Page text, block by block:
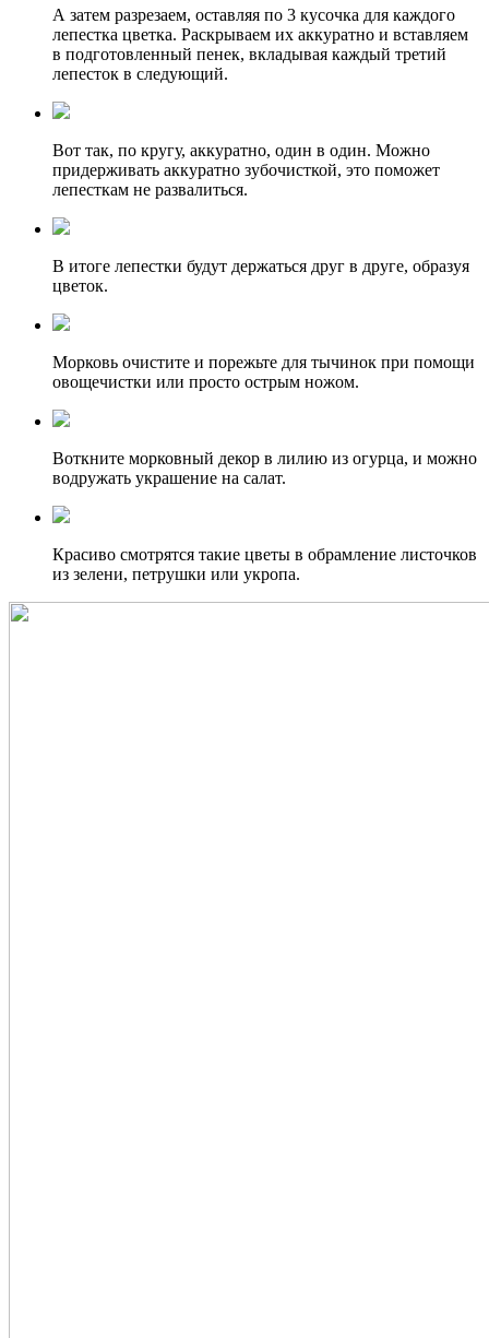
А затем разрезаем, оставляя по 3 кусочка для каждого
лепестка цветка. Раскрываем их аккуратно и вставляем
в подготовленный пенек, вкладывая каждый третий
лепесток в следующий.
Вот так, по кругу, аккуратно, один в один. Можно
придерживать аккуратно зубочисткой, это поможет
лепесткам не развалиться.
В итоге лепестки будут держаться друг в друге, образуя
цветок.
Морковь очистите и порежьте для тычинок при помощи
овощечистки или просто острым ножом.
Воткните морковный декор в лилию из огурца, и можно
водружать украшение на салат.
Красиво смотрятся такие цветы в обрамление листочков
из зелени, петрушки или укропа.